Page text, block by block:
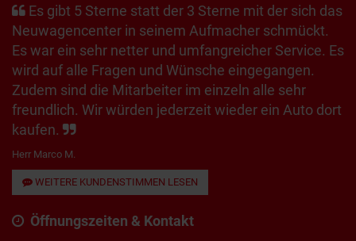
Es gibt 5 Sterne statt der 3 Sterne mit der sich das
Neuwagencenter in seinem Aufmacher schmückt.
Es war ein sehr netter und umfangreicher Service. Es
wird auf alle Fragen und Wünsche eingegangen.
Zudem sind die Mitarbeiter im einzeln alle sehr
freundlich. Wir würden jederzeit wieder ein Auto dort
kaufen.
Herr Marco M.
WEITERE KUNDENSTIMMEN LESEN
Öffnungszeiten & Kontakt